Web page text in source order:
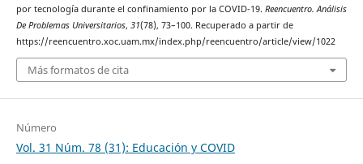
por tecnología durante el confinamiento por la COVID-19. Reencuentro. Análisis
De Problemas Universitarios, 31(78), 73–100. Recuperado a partir de
https://reencuentro.xoc.uam.mx/index.php/reencuentro/article/view/1022
Más formatos de cita
Número
Vol. 31 Núm. 78 (31): Educación y COVID